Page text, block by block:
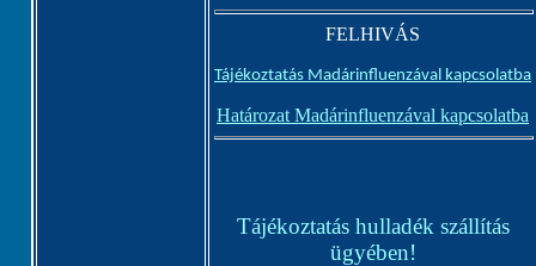
FELHIVÁS
Tájékoztatás Madárinfluenzával kapcsolatba
Határozat Madárinfluenzával kapcsolatba
Tájékoztatás hulladék szállítás
ügyében!